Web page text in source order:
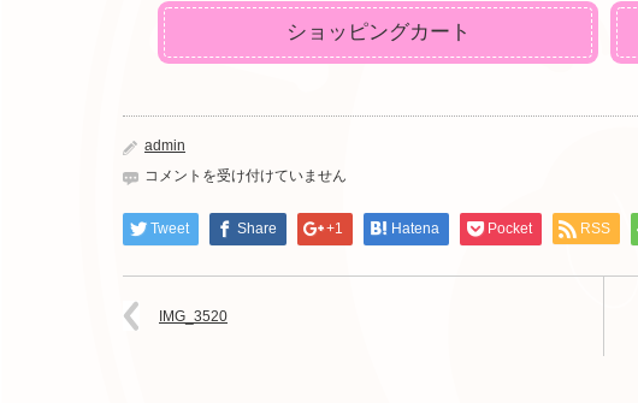
ショッピングカート
admin
IMG_3520
コメントを受け付けていません
Tweet Share +1 Hatena Pocket RSS
IMG_3520